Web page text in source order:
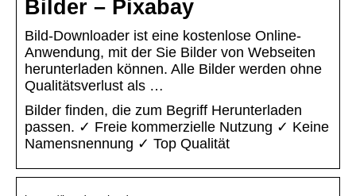
Bilder – Pixabay
Bild-Downloader ist eine kostenlose Online-
Anwendung, mit der Sie Bilder von Webseiten
herunterladen können. Alle Bilder werden ohne
Qualitätsverlust als …
Bilder finden, die zum Begriff Herunterladen
passen. ✓ Freie kommerzielle Nutzung ✓ Keine
Namensnennung ✓ Top Qualität